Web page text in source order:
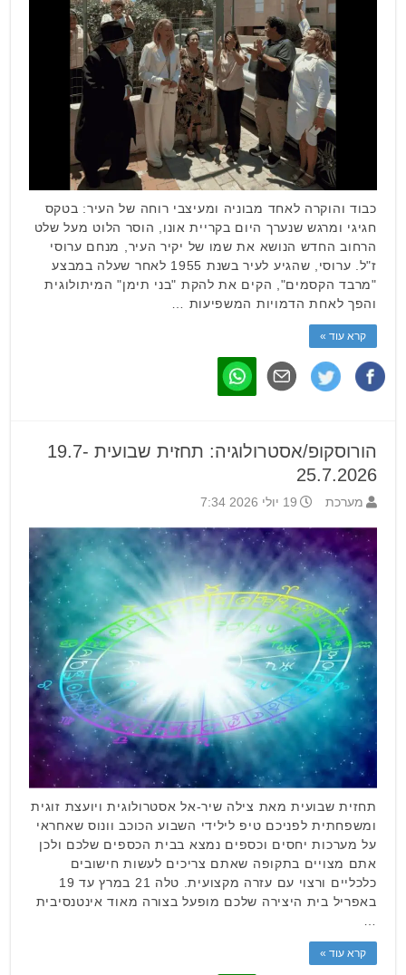
כבוד והוקרה לאחד מבוניה ומעיצבי רוחה של העיר: בטקס
חגיגי ומרגש שנערך היום בקריית אונו, הוסר הלוט מעל שלט
הרחוב החדש הנושא את שמו של יקיר העיר, מנחם ערוסי
ז"ל. ערוסי, שהגיע לעיר בשנת 1955 לאחר שעלה במבצע
"מרבד הקסמים", הקים את להקת "בני תימן" המיתולוגית
והפך לאחת הדמויות המשפיעות …
קרא עוד »
הורוסקופ/אסטרולוגיה: תחזית שבועית 19.7-
25.7.2026
מערכת 19 יולי 2026 7:34
תחזית שבועית מאת צילה שיר-אל אסטרולוגית ויועצת זוגית
ומשפחתית לפניכם טיפ לילידי השבוע הכוכב וונוס שאחראי
על מערכות יחסים וכספים נמצא בבית הכספים שלכם ולכן
אתם מצויים בתקופה שאתם צריכים לעשות חישובים
כלכליים ורצוי עם עזרה מקצועית. טלה 21 במרץ עד 19
באפריל בית היצירה שלכם מופעל בצורה מאוד אינטנסיבית
קרא עוד »